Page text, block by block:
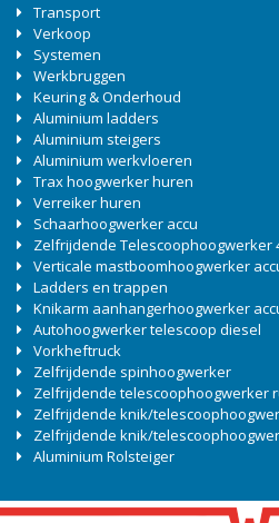
Transport
Verkoop
Systemen
Werkbruggen
Keuring & Onderhoud
Aluminium ladders
Aluminium steigers
Aluminium werkvloeren
Trax hoogwerker huren
Verreiker huren
Schaarhoogwerker accu
Zelfrijdende Telescoophoogwerker
Verticale mastboomhoogwerker
Ladders en trappen
Knikarm aanhangerhoogwerker
Autohoogwerker telescoop diesel
Vorkheftruck
Zelfrijdende spinhoogwerker
Zelfrijdende telescoophoogwerker
Zelfrijdende knik/
Zelfrijdende knik/
Aluminium Rolsteiger